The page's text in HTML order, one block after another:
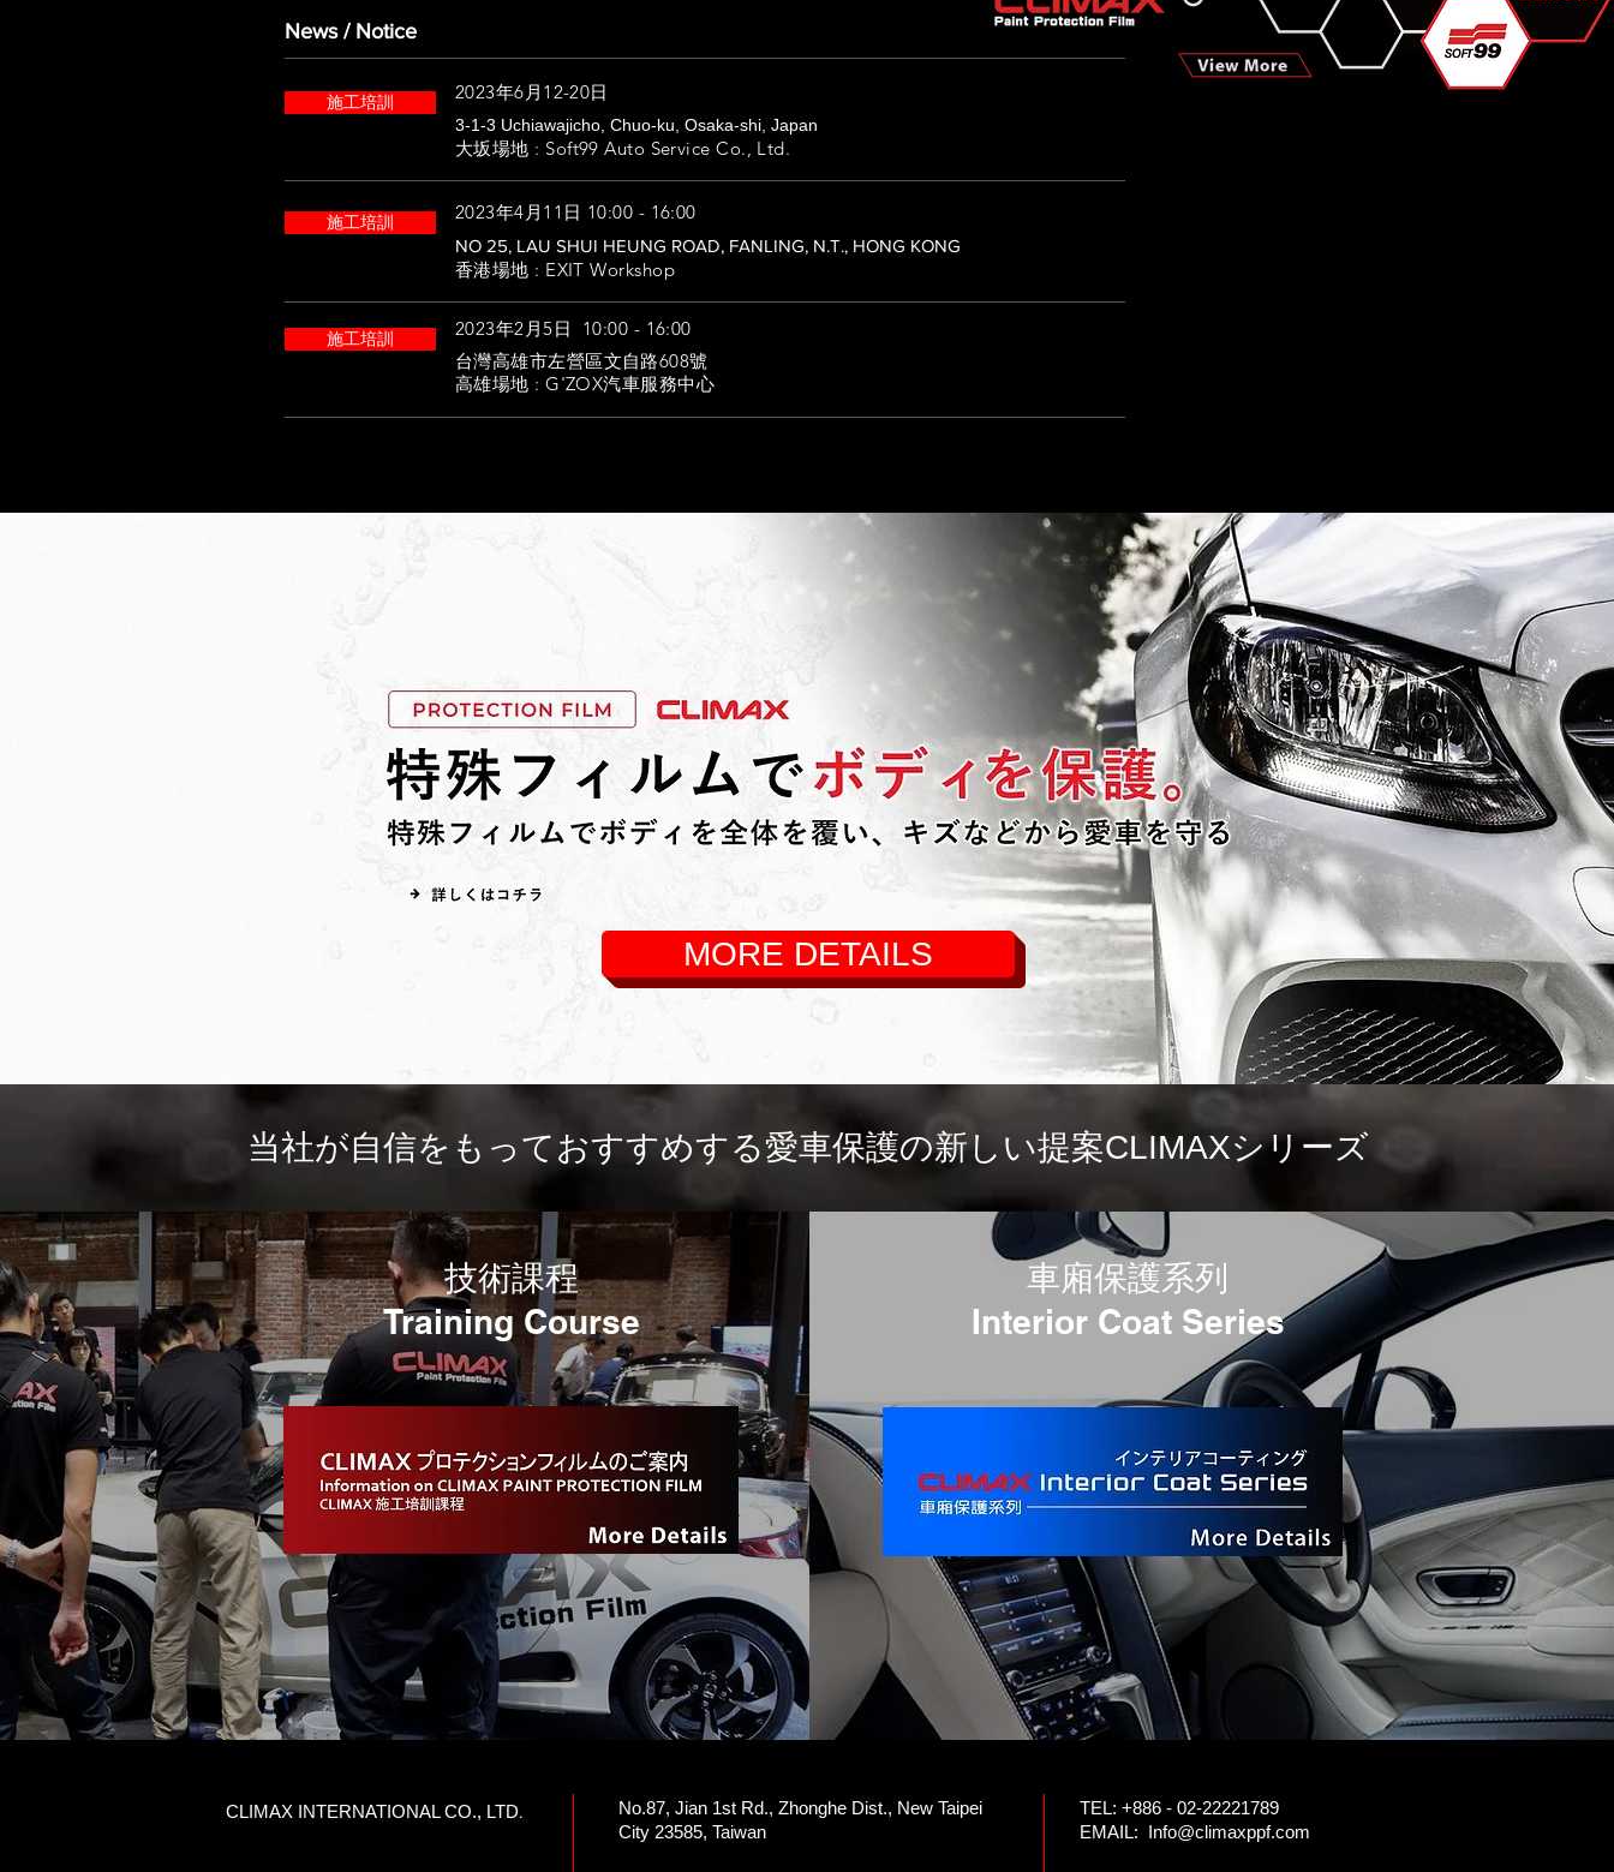
News / Notice
施工培訓 2023年6月12-20日
3-1-3 Uchiawajicho, Chuo-ku, Osaka-shi, Japan
大坂場地 : Soft99 Auto Service Co., Ltd.
施工培訓 2023年4月11日 10:00 - 16:00
NO 25, LAU SHUI HEUNG ROAD, FANLING, N.T., HONG KONG
香港場地 : EXIT Workshop
施工培訓
2023年2月5日 10:00 - 16:00
台灣高雄市左營區文自路608號 ​
高雄場地 : G'ZOX汽車服務中心
MORE DETAILS
当社が自信をもっておすすめする愛車保護の新しい提案CLIMAXシリーズ
​技術課程
​Training Course
車廂保護系列
Interior Coat Series
CLIMAX INTERNATIONAL CO., LTD.
No.87, Jian 1st Rd., Zhonghe Dist., New Taipei
City 23585, Taiwan
TEL: +886 - 02-22221789
EMAIL: Info@climaxppf.com